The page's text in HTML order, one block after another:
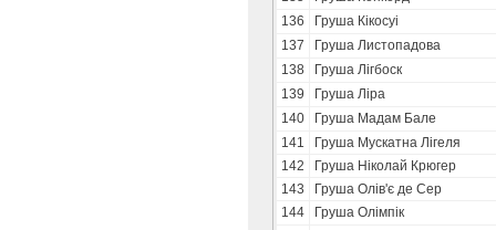
136
Груша Кікосуі
137
Груша Листопадова
138
Груша Лігбоск
139
Груша Ліра
140
Груша Мадам Бале
141
Груша Мускатна Лігеля
142
Груша Ніколай Крюгер
143
Груша Олів'є де Сер
144
Груша Олімпік